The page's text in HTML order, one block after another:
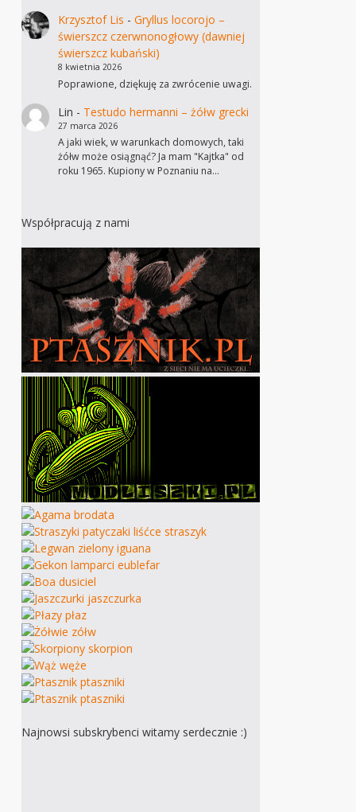
Krzysztof Lis - Gryllus locorojo –
świerszcz czerwnonogłowy (dawniej
świerszcz kubański)
8 kwietnia 2026
Poprawione, dziękuję za zwrócenie uwagi.
Lin - Testudo hermanni – żółw grecki
27 marca 2026
A jaki wiek, w warunkach domowych, taki
żółw może osiągnąć? Ja mam "Kajtka" od
roku 1965. Kupiony w Poznaniu na…
Współpracują z nami
Najnowsi subskrybenci witamy serdecznie :)